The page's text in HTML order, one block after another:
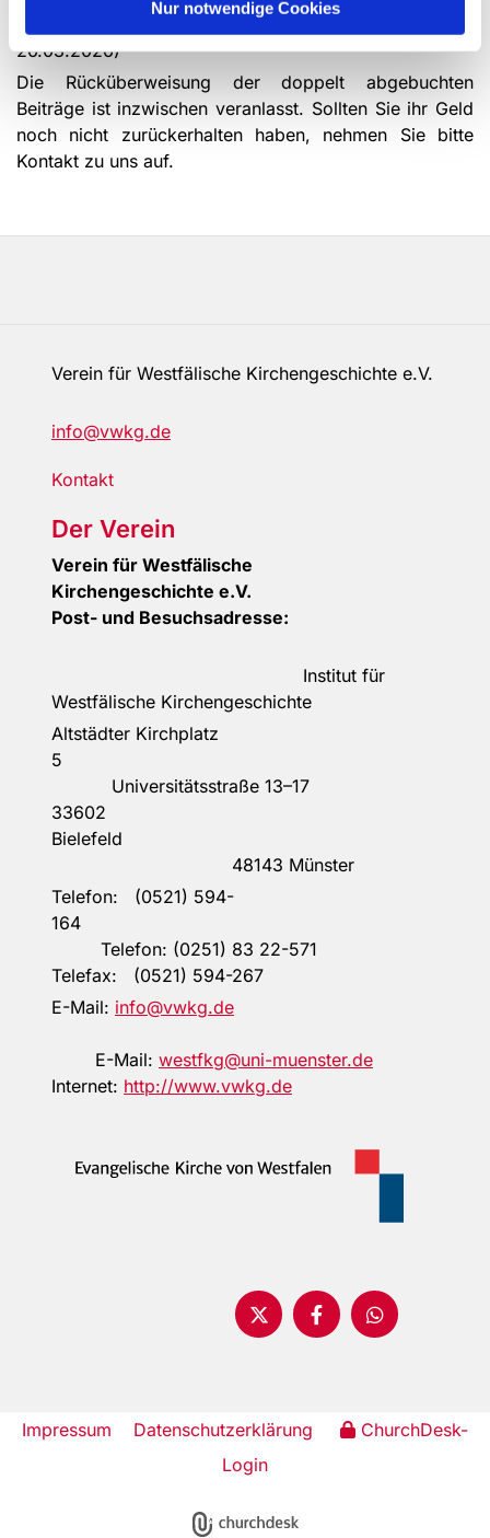
Nur notwendige Cookies
dies mit erheblichen Kosten verbunden ist. (Stand
26.03.2026)
Die Rücküberweisung der doppelt abgebuchten
Beiträge ist inzwischen veranlasst. Sollten Sie ihr Geld
noch nicht zurückerhalten haben, nehmen Sie bitte
Kontakt zu uns auf.
Verein für Westfälische Kirchengeschichte e.V.
info@vwkg.de
Kontakt
Der Verein
Verein für Westfälische
Kirchengeschichte e.V.
Post- und Besuchsadresse:
Institut für
Westfälische Kirchengeschichte
Altstädter Kirchplatz
5
Universitätsstraße 13–17
33602
Bielefeld
48143 Münster
Telefon: (0521) 594-
164
Telefon: (0251) 83 22-571
Telefax: (0521) 594-267
E-Mail: info@vwkg.de
E-Mail: westfkg@uni-muenster.de
Internet: http://www.vwkg.de
Impressum Datenschutzerklärung
ChurchDesk-
Login